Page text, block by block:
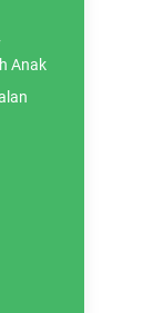
Anak